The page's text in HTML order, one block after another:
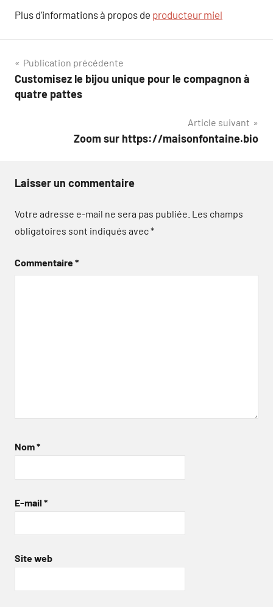
Plus d’informations à propos de producteur miel
Navigation
de
Publication précédente
Customisez le bijou unique pour le compagnon à
quatre pattes
Article suivant
Zoom sur https://maisonfontaine.bio
Laisser un commentaire
Votre adresse e-mail ne sera pas publiée. Les champs
obligatoires sont indiqués avec*
Commentaire*
Nom*
E-mail *
Site web